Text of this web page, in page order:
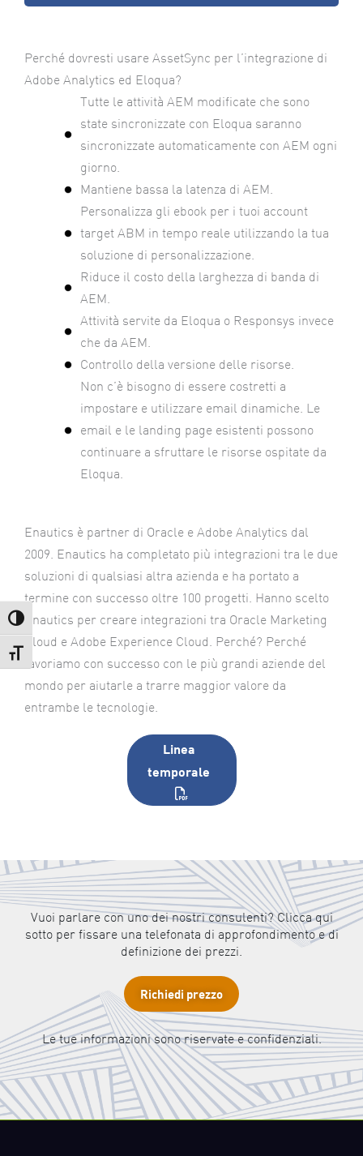
Attiva/disattiva alto contrasto
Attiva/disattiva dimensione testo
Perché dovresti usare AssetSync per l’integrazione di
Adobe Analytics ed Eloqua?
Tutte le attività AEM modificate che sono
state sincronizzate con Eloqua saranno
sincronizzate automaticamente con AEM ogni
giorno.
Mantiene bassa la latenza di AEM.
Personalizza gli ebook per i tuoi account
target ABM in tempo reale utilizzando la tua
soluzione di personalizzazione.
Riduce il costo della larghezza di banda di
AEM.
Attività servite da Eloqua o Responsys invece
che da AEM.
Controllo della versione delle risorse.
Non c’è bisogno di essere costretti a
impostare e utilizzare email dinamiche. Le
email e le landing page esistenti possono
continuare a sfruttare le risorse ospitate da
Eloqua.
Enautics è partner di Oracle e Adobe Analytics dal
2009. Enautics ha completato più integrazioni tra le due
soluzioni di qualsiasi altra azienda e ha portato a
termine con successo oltre 100 progetti. Hanno scelto
Enautics per creare integrazioni tra Oracle Marketing
Cloud e Adobe Experience Cloud. Perché? Perché
lavoriamo con successo con le più grandi aziende del
mondo per aiutarle a trarre maggior valore da
entrambe le tecnologie.
Linea
temporale
Vuoi parlare con uno dei nostri consulenti? Clicca qui
sotto per fissare una telefonata di approfondimento e di
definizione dei prezzi.
Richiedi prezzo
Le tue informazioni sono riservate e confidenziali.